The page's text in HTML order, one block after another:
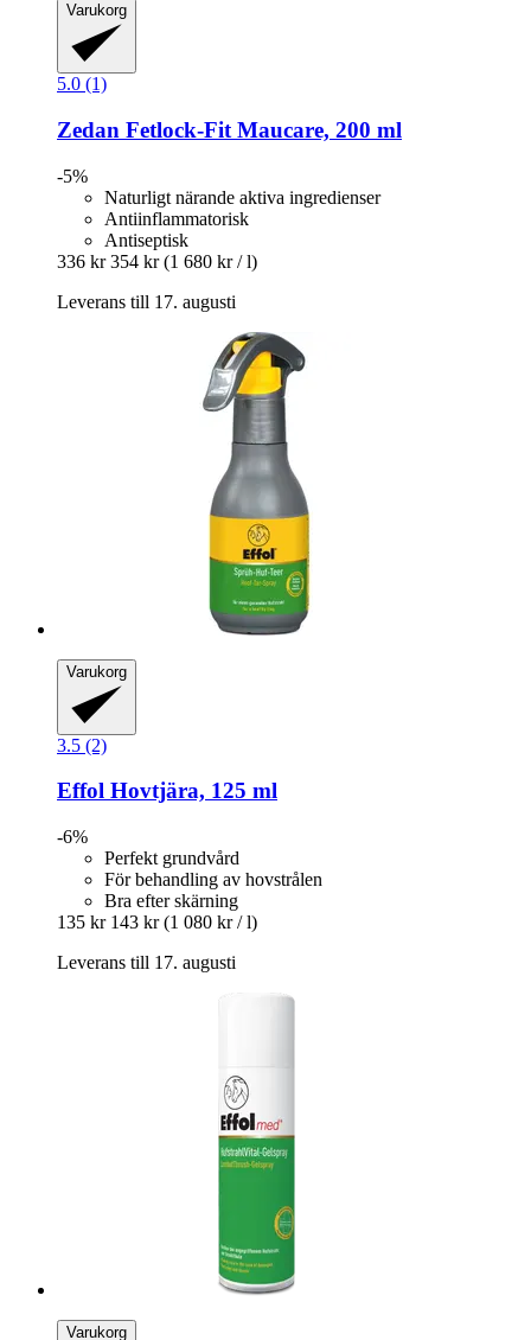
Varukorg
5.0 (1)
Zedan Fetlock-​Fit Maucare, 200 ml
-5%
Naturligt närande aktiva ingredienser
Antiinflammatorisk
Antiseptisk
336 kr 354 kr (1 680 kr / l)
Leverans till 17. augusti
Varukorg
3.5 (2)
Effol Hovtjära, 125 ml
-6%
Perfekt grundvård
För behandling av hovstrålen
Bra efter skärning
135 kr 143 kr (1 080 kr / l)
Leverans till 17. augusti
Varukorg